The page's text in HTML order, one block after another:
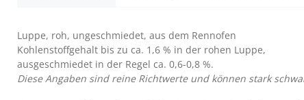
Luppe, roh, ungeschmiedet, aus dem Rennofen
Kohlenstoffgehalt bis zu ca. 1,6 % in der rohen Luppe,
ausgeschmiedet in der Regel ca. 0,6-0,8 %.
Diese Angaben sind reine Richtwerte und können stark